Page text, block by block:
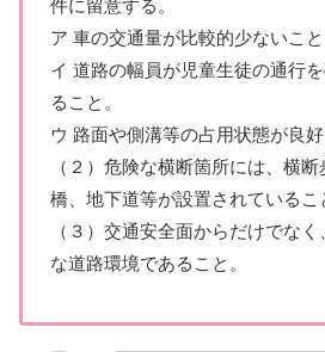
件に留意する。
ア 車の交通量が比較的少ないこと
イ 道路の幅員が児童生徒の通行
ること。
ウ 路面や側溝等の占用状態が良好
（２）危険な横断箇所には、横
橋、地下道等が設置されているこ
（３）交通安全面からだけでな
な道路環境であること。